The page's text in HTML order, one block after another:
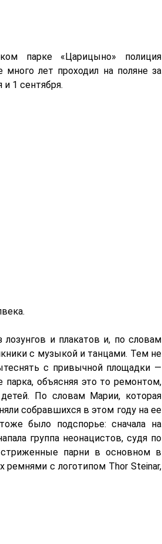
парке «Царицыно» полиция
много лет проходил на поляне за
1 сентября.
и плакатов и, по словам
с музыкой и танцами. Тем не
с привычной площадки —
объясняя это то ремонтом,
По словам Марии, которая
собравшихся в этом году на ее
было подспорье: сначала на
группа неонацистов, судя по
парни в основном в
ремнями с логотипом Thor Steinar,